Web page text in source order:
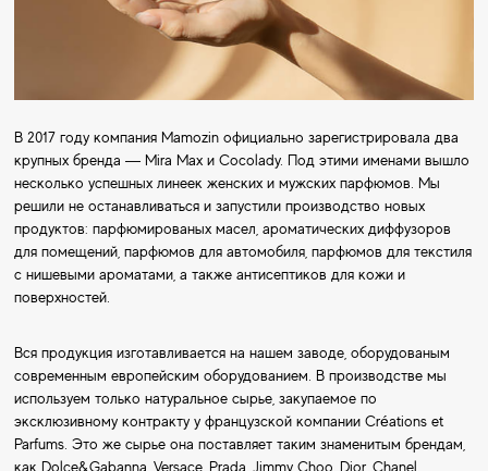
В 2017 году компания Mamozin официально зарегистрировала два
крупных бренда — Mira Max и Cocolady. Под этими именами вышло
несколько успешных линеек женских и мужских парфюмов. Мы
решили не останавливаться и запустили производство новых
продуктов: парфюмированых масел, ароматических диффузоров
для помещений, парфюмов для автомобиля, парфюмов для текстиля
с нишевыми ароматами, а также антисептиков для кожи и
поверхностей.
Вся продукция изготавливается на нашем заводе, оборудованым
современным европейским оборудованием. В производстве мы
используем только натуральное сырье, закупаемое по
эксклюзивному контракту у французской компании Créations et
Parfums. Это же сырье она поставляет таким знаменитым брендам,
как Dolce&Gabanna, Versace, Prada, Jimmy Choo, Dior, Chanel.